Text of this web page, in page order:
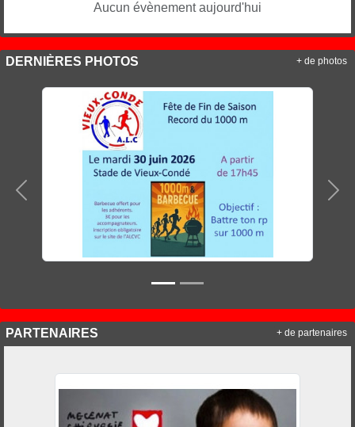
Aucun évènement aujourd'hui
DERNIÈRES PHOTOS
Précedent
+ de photos
PARTENAIRES + de partenaires